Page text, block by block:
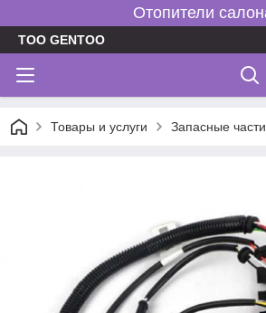
Отопители
TOO GENTOO
Товары и услуги Запасные